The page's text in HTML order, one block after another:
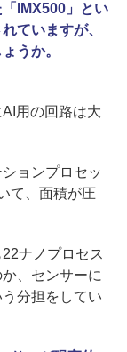
IMX500」とい
ていますが、
うか。
用の回路は大
ョンプロセッ
て、面積が圧
ナノプロセス
、センサーに
分担をしてい